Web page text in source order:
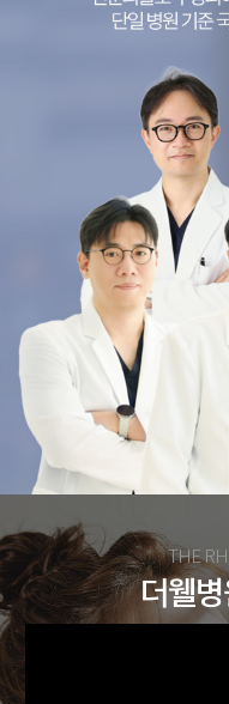
THE
더웰